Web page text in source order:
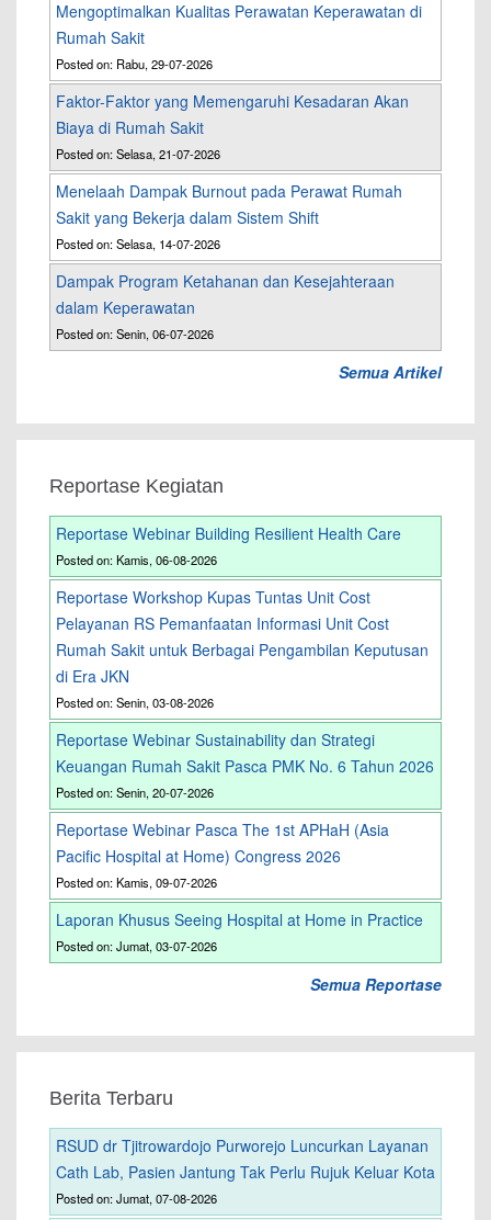
Mengoptimalkan Kualitas Perawatan Keperawatan di
Rumah Sakit
Posted on: Rabu, 29-07-2026
Faktor-Faktor yang Memengaruhi Kesadaran Akan
Biaya di Rumah Sakit
Posted on: Selasa, 21-07-2026
Menelaah Dampak Burnout pada Perawat Rumah
Sakit yang Bekerja dalam Sistem Shift
Posted on: Selasa, 14-07-2026
Dampak Program Ketahanan dan Kesejahteraan
dalam Keperawatan
Posted on: Senin, 06-07-2026
Semua Artikel
Reportase Kegiatan
Reportase Webinar Building Resilient Health Care
Posted on: Kamis, 06-08-2026
Reportase Workshop Kupas Tuntas Unit Cost
Pelayanan RS Pemanfaatan Informasi Unit Cost
Rumah Sakit untuk Berbagai Pengambilan Keputusan
di Era JKN
Posted on: Senin, 03-08-2026
Reportase Webinar Sustainability dan Strategi
Keuangan Rumah Sakit Pasca PMK No. 6 Tahun 2026
Posted on: Senin, 20-07-2026
Reportase Webinar Pasca The 1st APHaH (Asia
Pacific Hospital at Home) Congress 2026
Posted on: Kamis, 09-07-2026
Laporan Khusus Seeing Hospital at Home in Practice
Posted on: Jumat, 03-07-2026
Semua Reportase
Berita Terbaru
RSUD dr Tjitrowardojo Purworejo Luncurkan Layanan
Cath Lab, Pasien Jantung Tak Perlu Rujuk Keluar Kota
Posted on: Jumat, 07-08-2026